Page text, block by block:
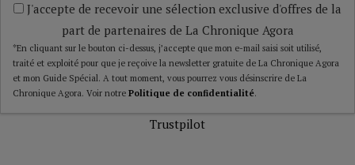
J'accepte de recevoir une sélection exclusive d'offres de la
part de partenaires de La Chronique Agora
*En cliquant sur le bouton ci-dessus, j’accepte que mon e-mail saisi soit utilisé,
traité et exploité pour que je reçoive la newsletter gratuite de La Chronique Agora
et mon Guide Spécial. A tout moment, vous pourrez vous désinscrire de La
Chronique Agora. Voir notre Politique de confidentialité.
Trustpilot